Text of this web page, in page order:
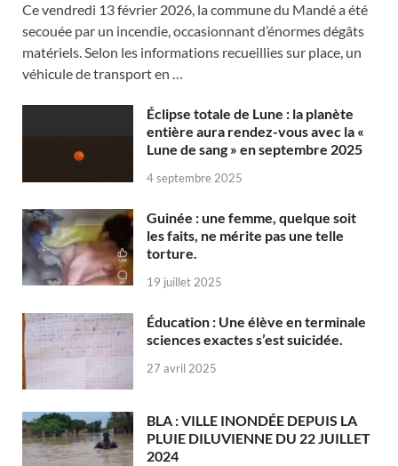
Ce vendredi 13 février 2026, la commune du Mandé a été
secouée par un incendie, occasionnant d’énormes dégâts
matériels. Selon les informations recueillies sur place, un
véhicule de transport en …
Éclipse totale de Lune : la planète
entière aura rendez-vous avec la «
Lune de sang » en septembre 2025
4 septembre 2025
Guinée : une femme, quelque soit
les faits, ne mérite pas une telle
torture.
19 juillet 2025
Éducation : Une élève en terminale
sciences exactes s’est suicidée.
27 avril 2025
BLA : VILLE INONDÉE DEPUIS LA
PLUIE DILUVIENNE DU 22 JUILLET
2024